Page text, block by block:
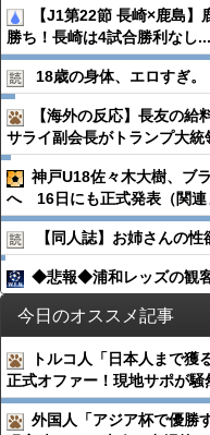
【J1第22節 長崎×鹿島
勝ち！長崎は4試合勝利なし...
18歳の身体、エロすぎ。
【海外の反応】長友の
サライ副会長がトランプ大統
神戸U18佐々木大樹、ブ
へ 16日にも正式発表（関連
【同人誌】お姉さんの
◆悲報◆浦和レッズの観
今日のオススメ記事
トルコ人「日本人まで獲
正式オファー！現地サポが騒
外国人「アジア杯で優勝